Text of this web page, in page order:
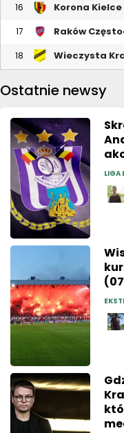
16 Korona Kielce
17 Raków
18 Wieczysta
Ostatnie newsy
LIGA